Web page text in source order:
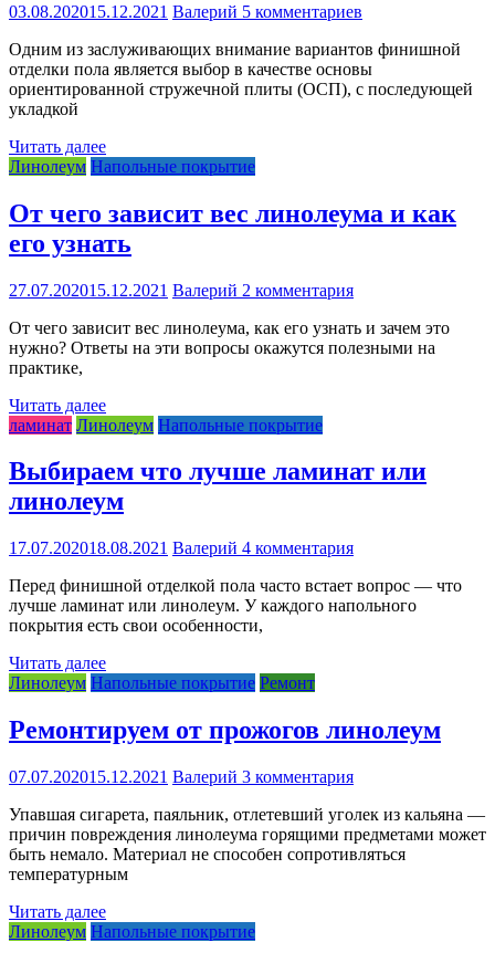
03.08.202015.12.2021 Валерий 5 комментариев
Одним из заслуживающих внимание вариантов финишной
отделки пола является выбор в качестве основы
ориентированной стружечной плиты (ОСП), с последующей
укладкой
Читать далее
Линолеум Напольные покрытие
От чего зависит вес линолеума и как
его узнать
27.07.202015.12.2021 Валерий 2 комментария
От чего зависит вес линолеума, как его узнать и зачем это
нужно? Ответы на эти вопросы окажутся полезными на
практике,
Читать далее
ламинат Линолеум Напольные покрытие
Выбираем что лучше ламинат или
линолеум
17.07.202018.08.2021 Валерий 4 комментария
Перед финишной отделкой пола часто встает вопрос — что
лучше ламинат или линолеум. У каждого напольного
покрытия есть свои особенности,
Читать далее
Линолеум Напольные покрытие Ремонт
Ремонтируем от прожогов линолеум
07.07.202015.12.2021 Валерий 3 комментария
Упавшая сигарета, паяльник, отлетевший уголек из кальяна —
причин повреждения линолеума горящими предметами может
быть немало. Материал не способен сопротивляться
температурным
Читать далее
Линолеум Напольные покрытие